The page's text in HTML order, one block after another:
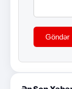
Göndər